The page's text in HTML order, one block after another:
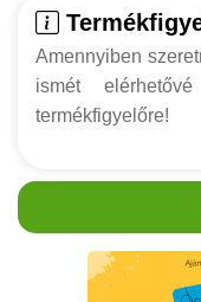
Amennyiben
ismét
termékfigyelőre!